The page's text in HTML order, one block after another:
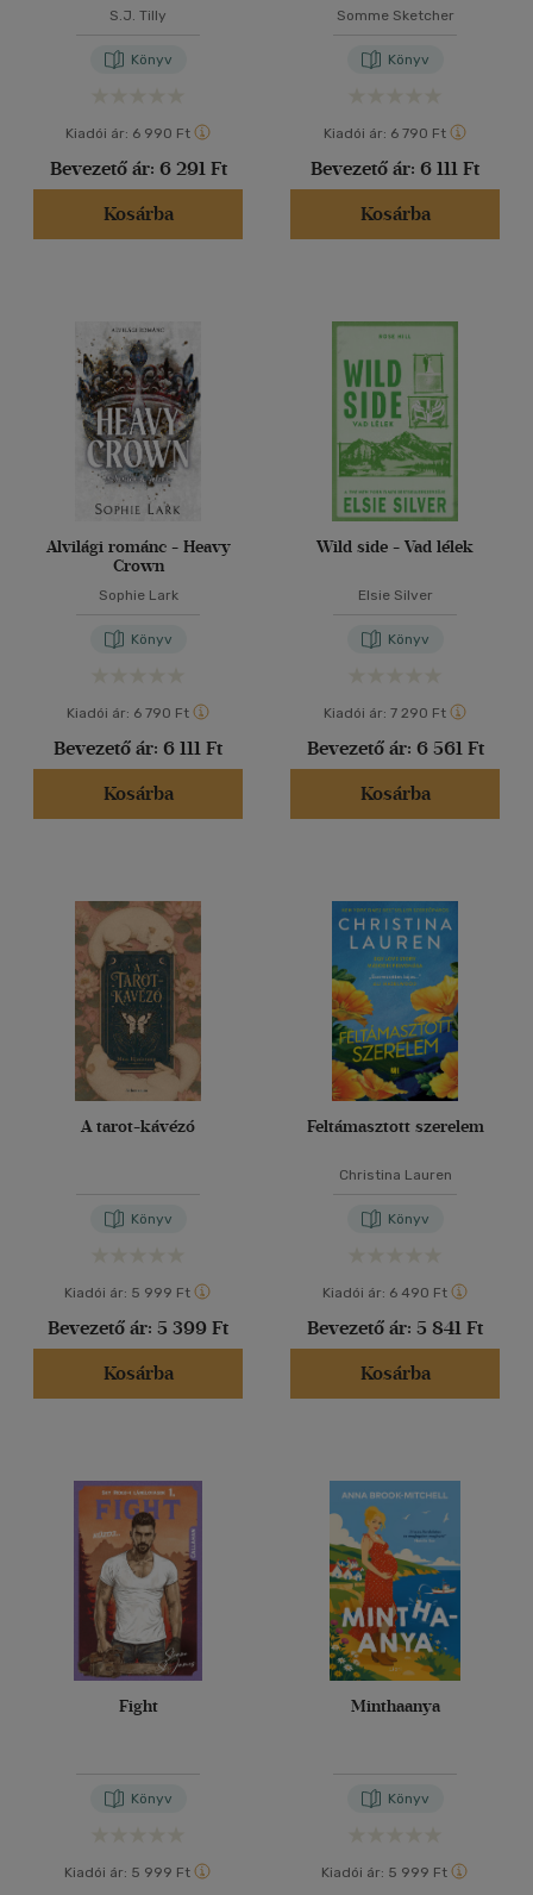
S.J. Tilly
Könyv
Kiadói ár: 6 990 Ft
Bevezető ár: 6 291 Ft
Kosárba
Somme Sketcher
Könyv
Kiadói ár: 6 790 Ft
Bevezető ár: 6 111 Ft
Kosárba
Alvilági románc - Heavy
Crown
Sophie Lark
Könyv
Kiadói ár: 6 790 Ft
Bevezető ár: 6 111 Ft
Kosárba
Wild side - Vad lélek
Elsie Silver
Könyv
Kiadói ár: 7 290 Ft
Bevezető ár: 6 561 Ft
Kosárba
A tarot-kávézó
Könyv
Kiadói ár: 5 999 Ft
Bevezető ár: 5 399 Ft
Kosárba
Feltámasztott szerelem
Christina Lauren
Könyv
Kiadói ár: 6 490 Ft
Bevezető ár: 5 841 Ft
Kosárba
Fight
Könyv
Kiadói ár: 5 999 Ft
Minthaanya
Könyv
Kiadói ár: 5 999 Ft